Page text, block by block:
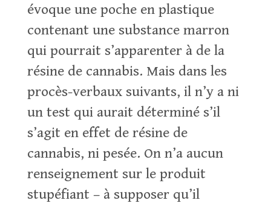
évoque une poche en plastique
contenant une substance marron
qui pourrait s’apparenter à de la
résine de cannabis. Mais dans les
procès-verbaux suivants, il n’y a ni
un test qui aurait déterminé s’il
s’agit en effet de résine de
cannabis, ni pesée. On n’a aucun
renseignement sur le produit
stupéfiant – à supposer qu’il